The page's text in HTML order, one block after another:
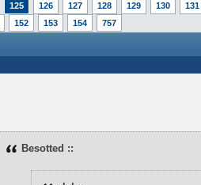
125 126 127 128 129 130 131
152 153 154 757
Besotted ::